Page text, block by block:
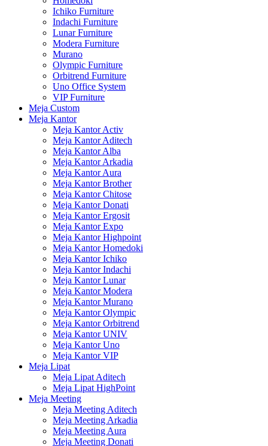
Ichiko Furniture
Indachi Furniture
Lunar Furniture
Modera Furniture
Murano
Olympic Furniture
Orbitrend Furniture
Uno Office System
VIP Furniture
Meja Custom
Meja Kantor
Meja Kantor Activ
Meja Kantor Aditech
Meja Kantor Alba
Meja Kantor Arkadia
Meja Kantor Aura
Meja Kantor Brother
Meja Kantor Chitose
Meja Kantor Donati
Meja Kantor Ergosit
Meja Kantor Expo
Meja Kantor Highpoint
Meja Kantor Homedoki
Meja Kantor Ichiko
Meja Kantor Indachi
Meja Kantor Lunar
Meja Kantor Modera
Meja Kantor Murano
Meja Kantor Olympic
Meja Kantor Orbitrend
Meja Kantor UNIV
Meja Kantor Uno
Meja Kantor VIP
Meja Lipat
Meja Lipat Aditech
Meja Lipat HighPoint
Meja Meeting
Meja Meeting Aditech
Meja Meeting Arkadia
Meja Meeting Aura
Meja Meeting Donati